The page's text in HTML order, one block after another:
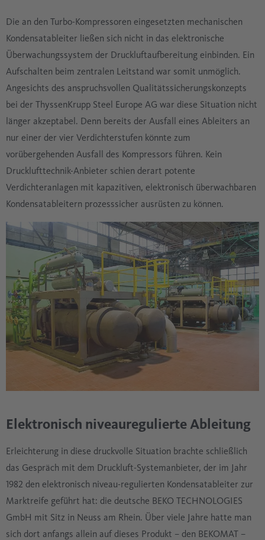
Die an den Turbo-Kompressoren eingesetzten mechanischen
Kondensatableiter ließen sich nicht in das elektronische
Überwachungssystem der Druckluftaufbereitung einbinden. Ein
Aufschalten beim zentralen Leitstand war somit unmöglich.
Angesichts des anspruchsvollen Qualitätssicherungskonzepts
bei der ThyssenKrupp Steel Europe AG war diese Situation nicht
länger akzeptabel. Denn bereits der Ausfall eines Ableiters an
nur einer der vier Verdichterstufen könnte zum
vorübergehenden Ausfall des Kompressors führen. Kein
Drucklufttechnik-Anbieter schien derart potente
Verdichteranlagen mit kapazitiven, elektronisch überwachbaren
Kondensatableitern prozesssicher ausrüsten zu können.
Elektronisch niveauregulierte Ableitung
Erleichterung in diese druckvolle Situation brachte schließlich
das Gespräch mit dem Druckluft-Systemanbieter, der im Jahr
1982 den elektronisch niveau-regulierten Kondensatableiter zur
Marktreife geführt hat: die deutsche BEKO TECHNOLOGIES
GmbH mit Sitz in Neuss am Rhein. Über viele Jahre hatte man
sich dort anfangs allein auf dieses Produkt – den BEKOMAT –